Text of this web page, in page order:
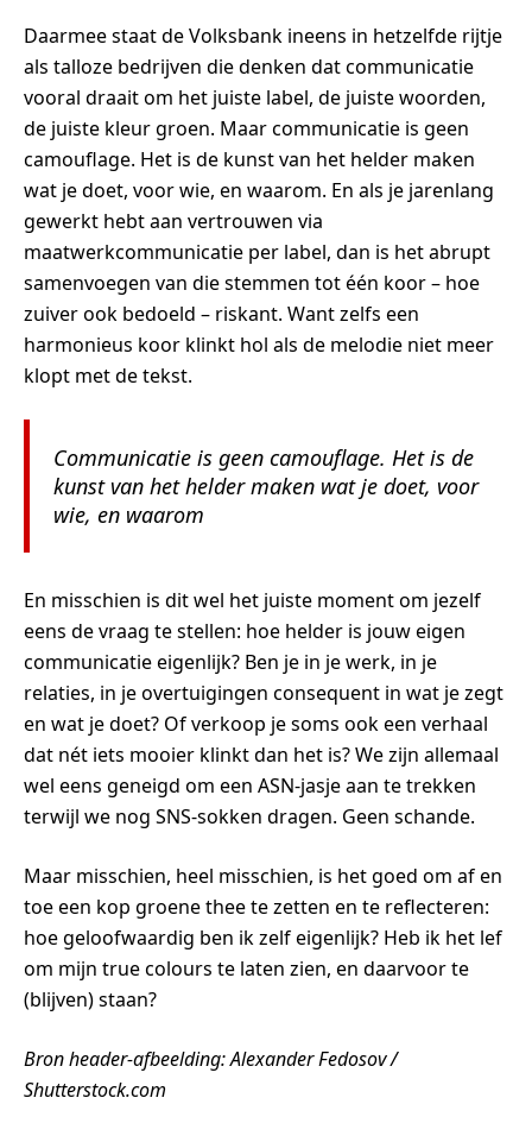
Daarmee staat de Volksbank ineens in hetzelfde rijtje
als talloze bedrijven die denken dat communicatie
vooral draait om het juiste label, de juiste woorden,
de juiste kleur groen. Maar communicatie is geen
camouflage. Het is de kunst van het helder maken
wat je doet, voor wie, en waarom. En als je jarenlang
gewerkt hebt aan vertrouwen via
maatwerkcommunicatie per label, dan is het abrupt
samenvoegen van die stemmen tot één koor – hoe
zuiver ook bedoeld – riskant. Want zelfs een
harmonieus koor klinkt hol als de melodie niet meer
klopt met de tekst.
Communicatie is geen camouflage. Het is de
kunst van het helder maken wat je doet, voor
wie, en waarom
En misschien is dit wel het juiste moment om jezelf
eens de vraag te stellen: hoe helder is jouw eigen
communicatie eigenlijk? Ben je in je werk, in je
relaties, in je overtuigingen consequent in wat je zegt
en wat je doet? Of verkoop je soms ook een verhaal
dat nét iets mooier klinkt dan het is? We zijn allemaal
wel eens geneigd om een ASN-jasje aan te trekken
terwijl we nog SNS-sokken dragen. Geen schande.
Maar misschien, heel misschien, is het goed om af en
toe een kop groene thee te zetten en te reflecteren:
hoe geloofwaardig ben ik zelf eigenlijk? Heb ik het lef
om mijn true colours te laten zien, en daarvoor te
(blijven) staan?
Bron header-afbeelding: Alexander Fedosov /
Shutterstock.com